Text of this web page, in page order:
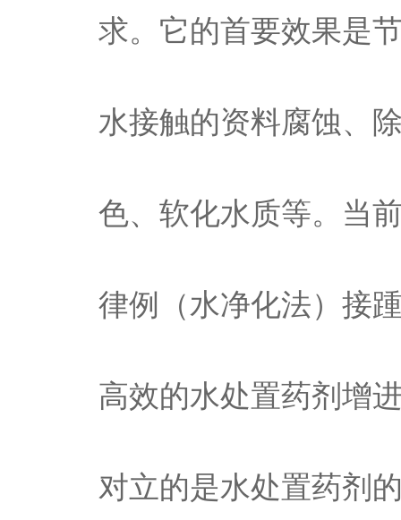
求。它的首要效果是
水接触的资料腐蚀、
色、软化水质等。当
律例（水净化法）接
高效的水处置药剂增
对立的是水处置药剂